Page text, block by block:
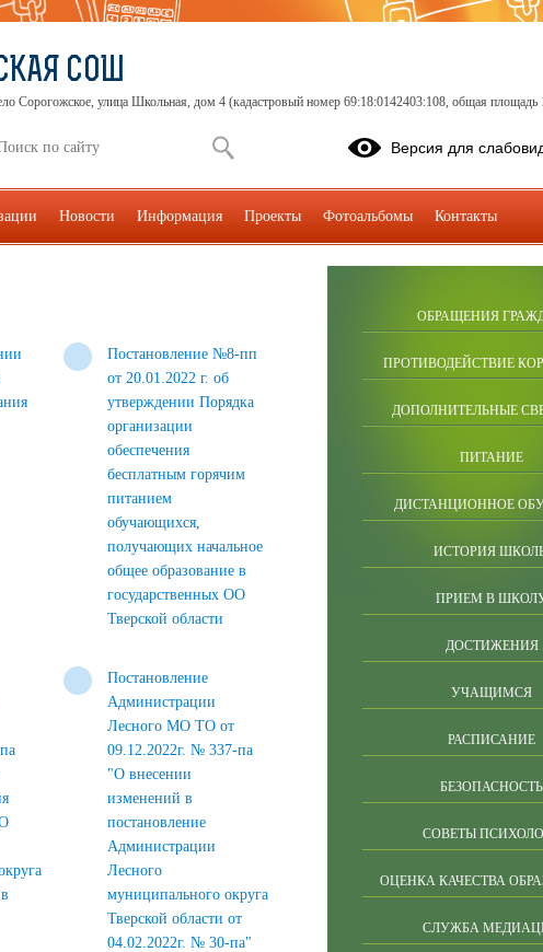
Постановление №8-пп
от 20.01.2022 г. об
утверждении Порядка
организации
обеспечения
бесплатным горячим
питанием
обучающихся,
получающих начальное
общее образование в
государственных ОО
Тверской области
Постановление
Администрации
Лесного МО ТО от
09.12.2022г. № 337-па
"О внесении
изменений в
постановление
Администрации
Лесного
муниципального округа
Тверской области от
04.02.2022г. № 30-па"
ОБРАЩЕНИЯ
ПРОТИВОДЕЙСТВИЕ
ДОПОЛНИТЕЛЬНЫЕ
ПИТАНИЕ
ДИСТАНЦИОННОЕ
ИСТОРИЯ
ПРИЕМ В
ДОСТИЖЕНИЯ
УЧАЩИМСЯ
РАСПИСАНИЕ
БЕЗОПАСНОСТЬ
СОВЕТЫ
ОЦЕНКА КАЧЕСТВА
СЛУЖБА
СОШ
Сорогожское, улица Школьная, дом 4 (кадастровый номер 69:18:0142403:108, общая площадь
Версия для
Новости Информация Проекты Фотоальбомы Контакты